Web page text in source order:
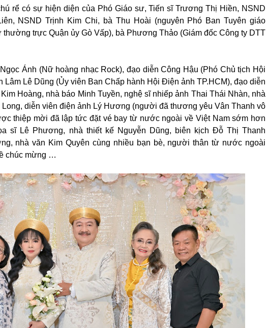
rể có sự hiện diện của Phó Giáo sư, Tiến sĩ Trương Thị Hiền, NSND
NSND Trịnh Kim Chi, bà Thu Hoài (nguyên Phó Ban Tuyên giáo
thường trực Quận ủy Gò Vấp), bà Phương Thảo (Giám đốc Công ty DTT
Ánh (Nữ hoàng nhạc Rock), đạo diễn Công Hậu (Phó Chủ tịch Hội
Lâm Lê Dũng (Ủy viên Ban Chấp hành Hội Điện ảnh TP.HCM), đạo diễn
Hoàng, nhà báo Minh Tuyền, nghệ sĩ nhiếp ảnh Thai Thái Nhàn, nhà
diễn viên điện ảnh Lý Hương (người đã thương yêu Vân Thanh vô
thiệp mời đã lập tức đặt vé bay từ nước ngoài về Việt Nam sớm hơn
sĩ Lê Phương, nhà thiết kế Nguyễn Dũng, biên kịch Đỗ Thị Thanh
nhà văn Kim Quyên cùng nhiều bạn bè, người thân từ nước ngoài
chúc mừng …